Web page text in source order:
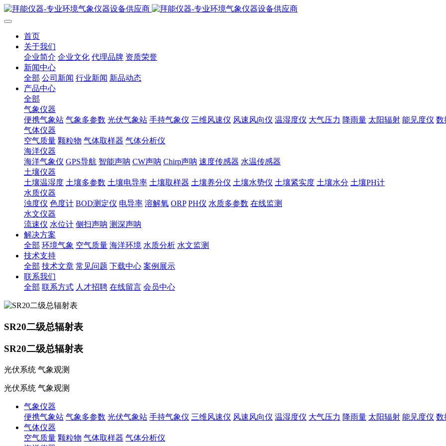
首页
关于我们
企业简介 企业文化 代理品牌 资质荣誉
新闻中心
全部 公司新闻 行业新闻 新品动态
产品中心
全部
气象仪器
便携气象站 气象多参数 光伏气象站 手持气象仪 三维风速仪 风速风向仪 温湿度仪 大气压力 降雨量 太阳辐射 能见度仪 数
气体仪器
空气质量 颗粒物 气体取样器 气体分析仪
海洋仪器
海洋气象仪 GPS导航 智能声呐 CW声呐 Chirp声呐 速度传感器 水温传感器
土壤仪器
土壤温湿度 土壤多参数 土壤电导率 土壤取样器 土壤养分仪 土壤水势仪 土壤紧实度 土壤水分 土壤PH计
水质仪器
浊度仪 色度计 BOD测定仪 电导率 溶解氧 ORP PH仪 水质多参数 在线监测
水文仪器
流速仪 水位计 侧扫声呐 测深声呐
解决方案
全部 环境气象 空气质量 海洋环境 水质分析 水文监测
技术支持
全部 技术文章 常见问题 下载中心 案例展示
联系我们
全部 联系方式 人才招聘 在线留言 会员中心
SR20二级总辐射表
SR20二级总辐射表
光伏系统 气象观测
光伏系统 气象观测
气象仪器
便携气象站 气象多参数 光伏气象站 手持气象仪 三维风速仪 风速风向仪 温湿度仪 大气压力 降雨量 太阳辐射 能见度仪 数
气体仪器
空气质量 颗粒物 气体取样器 气体分析仪